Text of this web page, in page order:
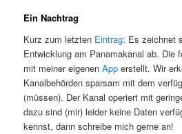
Ein Nachtrag
Kurz zum letzten Eintrag: Es zeichnet
Entwicklung am Panamakanal ab. Die
mit meiner eigenenApp erstellt. Wir
Kanalbehörden sparsam mit dem
(müssen). Der Kanal operiert mit
dazu sind (mir) leider keine Daten
kennst, dann schreibe mich gerne an!